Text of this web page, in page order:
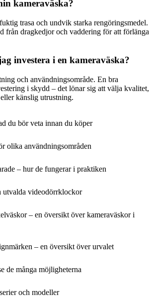
kameraväska?
trasa och undvik starka rengöringsmedel.
från dragkedjor och vaddering för att förlänga
investera i en kameraväska?
och användningsområde. En bra
i skydd – det lönar sig att välja kvalitet,
känslig utrustning.
du bör veta innan du köper
olika användningsområden
– hur de fungerar i praktiken
utvalda videodörrklockor
– en översikt över kameraväskor i
– en översikt över urvalet
de många möjligheterna
och modeller